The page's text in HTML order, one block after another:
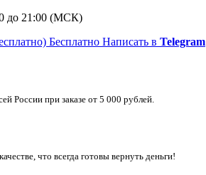
до 21:00 (МСК)
Бесплатно Написать в Telegram
России при заказе от 5 000 рублей.
что всегда готовы вернуть деньги!